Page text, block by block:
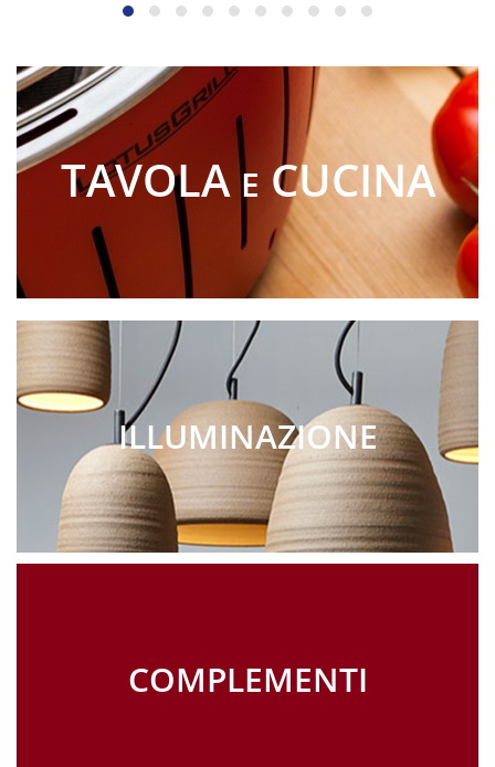
TAVOLAE CUCINA
ILLUMINAZIONE
COMPLEMENTI